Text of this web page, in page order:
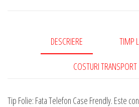
RegenerabilDESCRIERE TIMP
COSTURI TRANSPORT
Tip Folie: Fata Telefon Case Frendly. Este